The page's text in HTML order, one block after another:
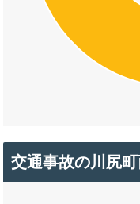
交通事故の川尻